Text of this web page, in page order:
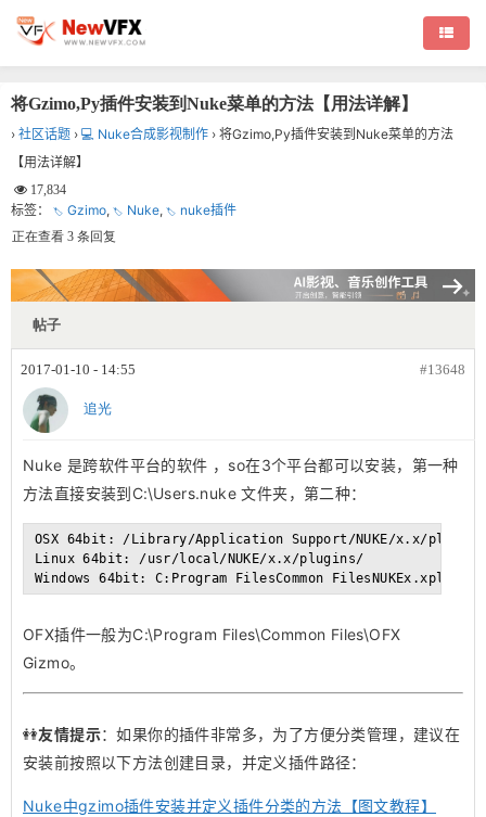
将Gzimo,Py插件安装到Nuke菜单的方法【用法详解】
› 社区话题 › 💻 Nuke合成影视制作 › 将Gzimo,Py插件安装到Nuke菜单的方法
【用法详解】
17,834
标签： Gzimo, Nuke, nuke插件
正在查看 3 条回复
帖子
2017-01-10 - 14:55 #13648
追光
Nuke 是跨软件平台的软件 ，so在3个平台都可以安装，第一种
方法直接安装到C:\Users.nuke 文件夹，第二种：
OSX 64bit: /Library/Application Support/NUKE/x.x/
Linux 64bit: /usr/local/NUKE/x.x/plugins/
OFX插件一般为C:\Program Files\Common Files\OFX
Gizmo。
👭友情提示：如果你的插件非常多，为了方便分类管理，建议在
安装前按照以下方法创建目录，并定义插件路径：
Nuke中gzimo插件安装并定义插件分类的方法【图文教程】